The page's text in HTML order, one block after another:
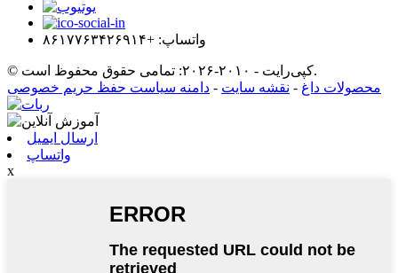
واتساپ: +۸۶۱۷۷۶۳۴۲۶۹۱۴
© کپی‌رایت - ۲۰۱۰-۲۰۲۶: تمامی حقوق محفوظ است.
محصولات داغ - نقشه سایت - دامنه سیاست حفظ حریم خصوصی
ارسال ایمیل
واتساپ
x